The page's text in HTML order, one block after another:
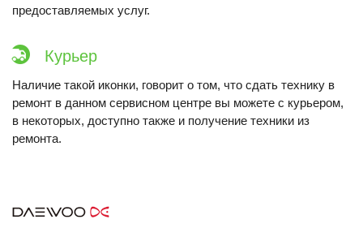
предоставляемых услуг.
Курьер
Наличие такой иконки, говорит о том, что сдать технику в
ремонт в данном сервисном центре вы можете с курьером,
в некоторых, доступно также и получение техники из
ремонта.